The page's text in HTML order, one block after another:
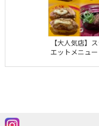
【大人気店】
エットメニュー